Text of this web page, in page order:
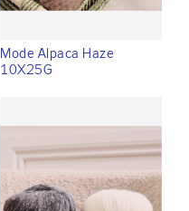
Mode Alpaca Haze
10X25G